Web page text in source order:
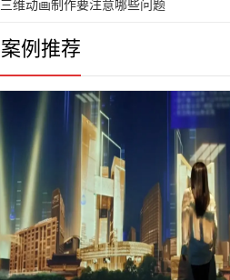
三维动画制作要注意哪些问题
案例推荐